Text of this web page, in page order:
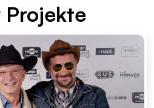
Pro­jek­te